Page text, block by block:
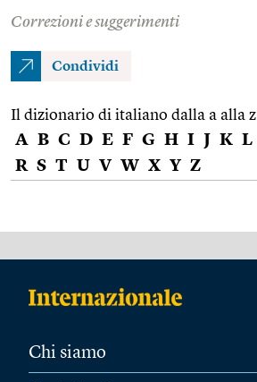
Correzioni e suggerimenti
Condividi
Il dizionario di italiano dalla a alla z
A B C D E F G H I J K L
R S T U V W X Y Z
Chi siamo